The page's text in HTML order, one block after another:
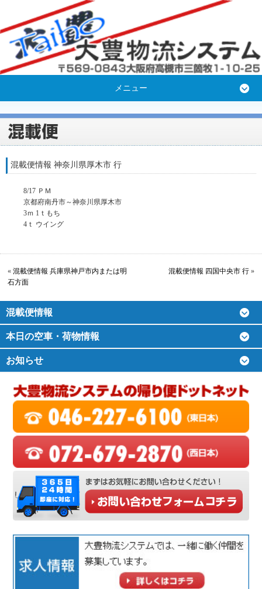
メニュー
混載便情報 神奈川県厚木市 行
8/17 ＰＭ
京都府南丹市～神奈川県厚木市
3ｍ 1ｔもち
4ｔ ウイング
« 混載便情報 兵庫県神戸市内または明
石方面
混載便情報 四国中央市 行 »
混載便情報
本日の空車・荷物情報
お知らせ